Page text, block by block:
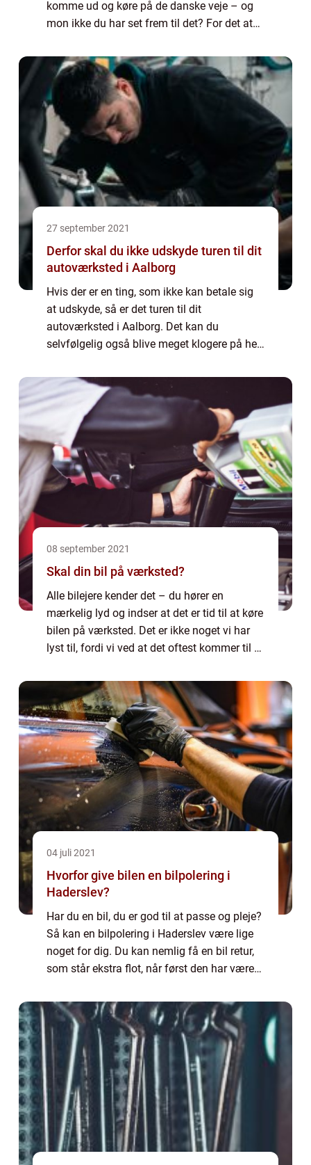
komme ud og køre på de danske veje – og
mon ikke du har set frem til det? For det at
m...
27 september 2021
Derfor skal du ikke udskyde turen til dit
autoværksted i Aalborg
Hvis der er en ting, som ikke kan betale sig
at udskyde, så er det turen til dit
autoværksted i Aalborg. Det kan du
selvfølgelig også blive meget klogere på her.
ikke du selv skal bestille en tid inden
længe....
08 september 2021
Skal din bil på værksted?
Alle bilejere kender det – du hører en
mærkelig lyd og indser at det er tid til at køre
bilen på værksted. Det er ikke noget vi har
lyst til, fordi vi ved at det oftest kommer til at
04 juli 2021
Hvorfor give bilen en bilpolering i
Haderslev?
Har du en bil, du er god til at passe og pleje?
Så kan en bilpolering i Haderslev være lige
noget for dig. Du kan nemlig få en bil retur,
som står ekstra flot, når først den har været i
bilpolering i Hadersle...